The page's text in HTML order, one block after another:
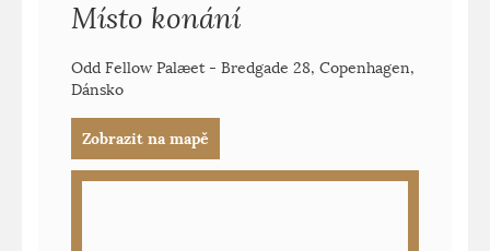
Místo konání
Odd Fellow Palæet - Bredgade 28, Copenhagen,
Dánsko
Zobrazit na mapě